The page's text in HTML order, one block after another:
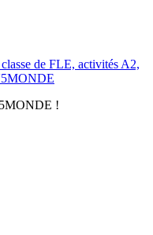
de FLE, activités A2,
!